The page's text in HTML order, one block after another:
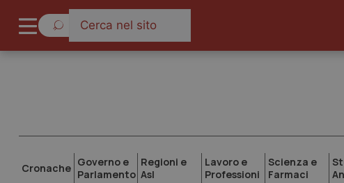
Cronache Governo e
Parlamento
Regioni e
Asl
Lavoro e
Professioni
Scienza e
Farmaci